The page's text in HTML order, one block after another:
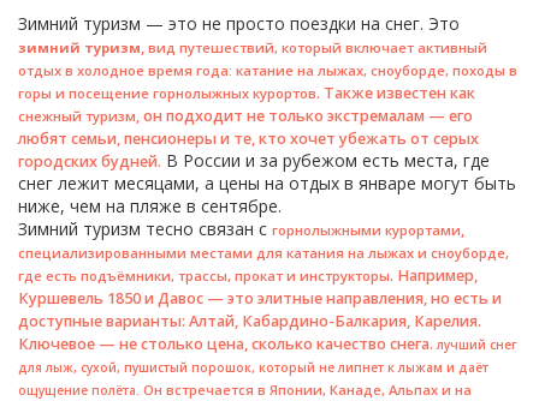
Зимний туризм — это не просто поездки на снег. Это
зимний туризм, вид путешествий, который включает активный
отдых в холодное время года: катание на лыжах, сноуборде, походы в
горы и посещение горнолыжных курортов. Также известен как
снежный туризм, он подходит не только экстремалам — его
любят семьи, пенсионеры и те, кто хочет убежать от серых
городских будней. В России и за рубежом есть места, где
снег лежит месяцами, а цены на отдых в январе могут быть
ниже, чем на пляже в сентябре.
Зимний туризм тесно связан с горнолыжными курортами,
специализированными местами для катания на лыжах и сноуборде,
где есть подъёмники, трассы, прокат и инструкторы. Например,
Куршевель 1850 и Давос — это элитные направления, но есть и
доступные варианты: Алтай, Кабардино-Балкария, Карелия.
Ключевое — не столько цена, сколько качество снега.лучший снег
для лыж, сухой, пушистый порошок, который не липнет к лыжам и даёт
ощущение полёта. Он встречается в Японии, Канаде, Альпах и на